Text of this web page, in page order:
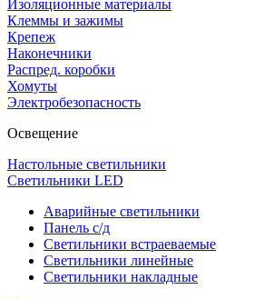
Изоляционные материалы
Клеммы и зажимы
Крепеж
Наконечники
Распред. коробки
Хомуты
Электробезопасность
Освещение
Настольные светильники
Светильники LED
Аварийные светильники
Панель с/д
Светильники встраеваемые
Светильники линейные
Светильники накладные